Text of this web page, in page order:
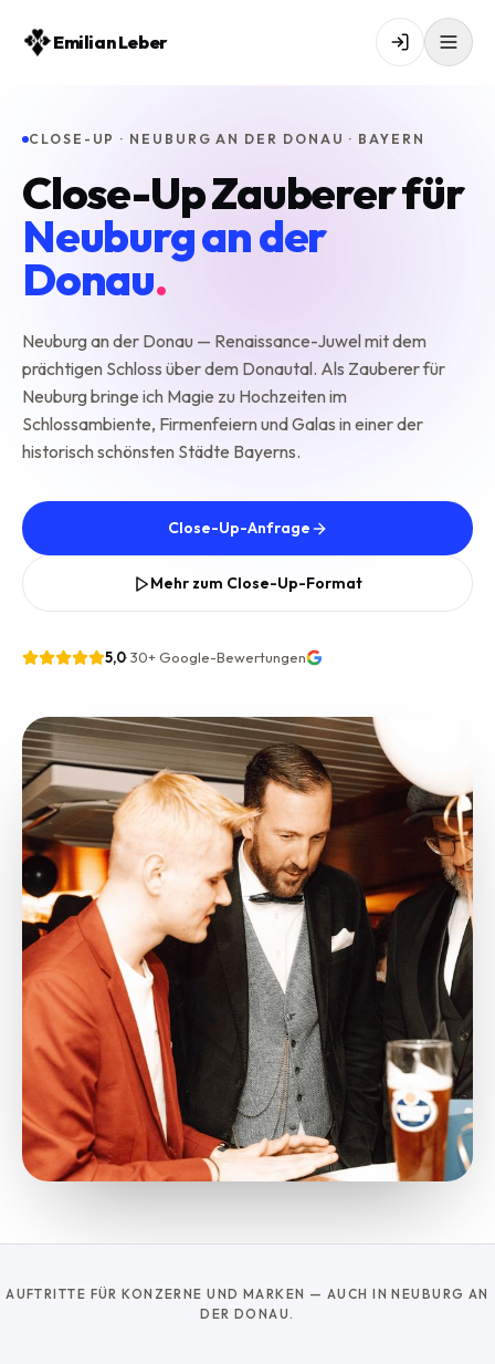
Emilian Leber
CLOSE-UP · NEUBURG AN DER DONAU · BAYERN
Close-Up Zauberer für
Neuburg an der
Donau.
Neuburg an der Donau — Renaissance-Juwel mit dem
prächtigen Schloss über dem Donautal. Als Zauberer für
Neuburg bringe ich Magie zu Hochzeiten im
Schlossambiente, Firmenfeiern und Galas in einer der
historisch schönsten Städte Bayerns.
Close-Up-Anfrage
Mehr zum Close-Up-Format
5,0·30+Google-Bewertungen
AUFTRITTE FÜR KONZERNE UND MARKEN — AUCH IN NEUBURG AN
DER DONAU.